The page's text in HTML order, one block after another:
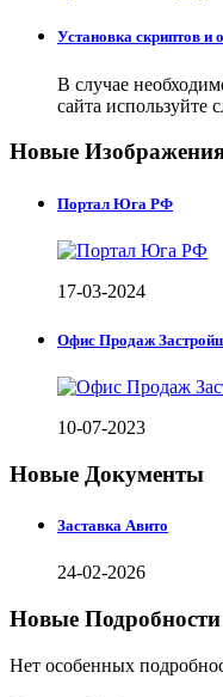
Установка скриптов и
В случае
сайта используйте
Новые
Портал Юга РФ
17-03-2024
Офис Продаж
10-07-2023
Новые Документы
Заставка Авито
24-02-2026
Новые Подробности
Нет особенных